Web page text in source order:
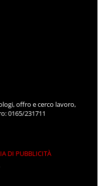
offro e cerco lavoro,
0165/231711
DI PUBBLICITÀ